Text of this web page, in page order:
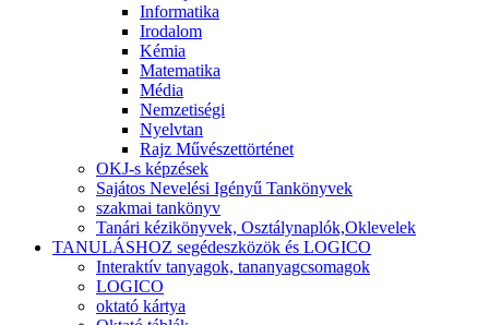
Informatika
Irodalom
Kémia
Matematika
Média
Nemzetiségi
Nyelvtan
Rajz Művészettörténet
OKJ-s képzések
Sajátos Nevelési Igényű Tankönyvek
szakmai tankönyv
Tanári kézikönyvek, Osztálynaplók,Oklevelek
TANULÁSHOZ segédeszközök és LOGICO
Interaktív tanyagok, tananyagcsomagok
LOGICO
oktató kártya